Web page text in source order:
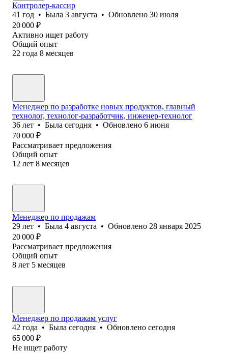
Контролер-кассир
41 год • Была 3 августа • Обновлено 30 июля
20 000 ₽
Активно ищет работу
Общий опыт
22 года 8 месяцев
Менеджер по разработке новых продуктов, главный
технолог, технолог-разработчик, инженер-технолог
36 лет • Была сегодня • Обновлено 6 июня
70 000 ₽
Рассматривает предложения
Общий опыт
12 лет 8 месяцев
Менеджер по продажам
29 лет • Была 4 августа • Обновлено 28 января 2025
20 000 ₽
Рассматривает предложения
Общий опыт
8 лет 5 месяцев
Менеджер по продажам услуг
42 года • Была сегодня • Обновлено сегодня
65 000 ₽
Не ищет работу